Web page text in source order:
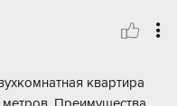
кваpтиpa